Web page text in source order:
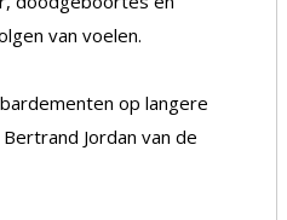
van voelen.
op langere
Jordan van de